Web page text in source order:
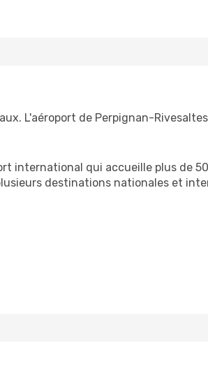
L'aéroport de Perpignan-
international qui accueille plus de
destinations nationales et